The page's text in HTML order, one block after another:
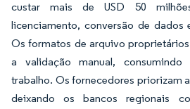
custar mais de USD 50
licenciamento, conversão de
Os formatos de arquivo
a validação manual,
trabalho. Os fornecedores priorizam
deixando os bancos regionais